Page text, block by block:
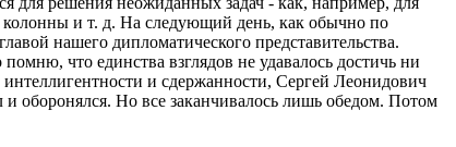
колонны и т. д. На следующий день, как обычно по
нашего дипломатического представительства.
что единства взглядов не удавалось достичь ни
интеллигентности и сдержанности, Сергей Леонидович
оборонялся. Но все заканчивалось лишь обедом. Потом